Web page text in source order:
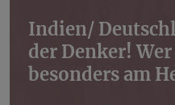
Indien/
der Denker!
besonders am